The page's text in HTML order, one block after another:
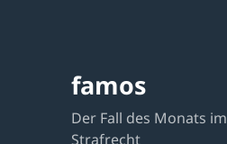
famos
Der Fall des Monats im
Strafrecht